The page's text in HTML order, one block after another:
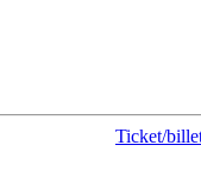
Ticket/